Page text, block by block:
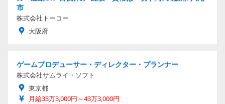
市
株式会社トーコー
大阪府
ゲームプロデューサー・ディレクター・プランナー
株式会社サムライ・ソフト
東京都
月給33万3,000円～43万3,000円